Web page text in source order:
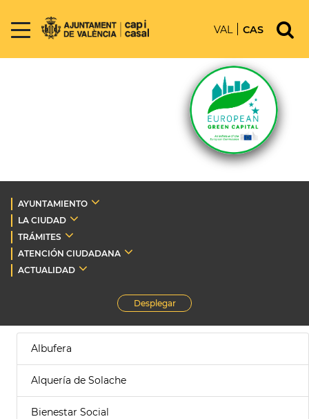
VAL CAS
AYUNTAMIENTO
LA CIUDAD
TRÁMITES
ATENCIÓN CIUDADANA
ACTUALIDAD
Desplegar
Albufera
Alquería de Solache
Bienestar Social